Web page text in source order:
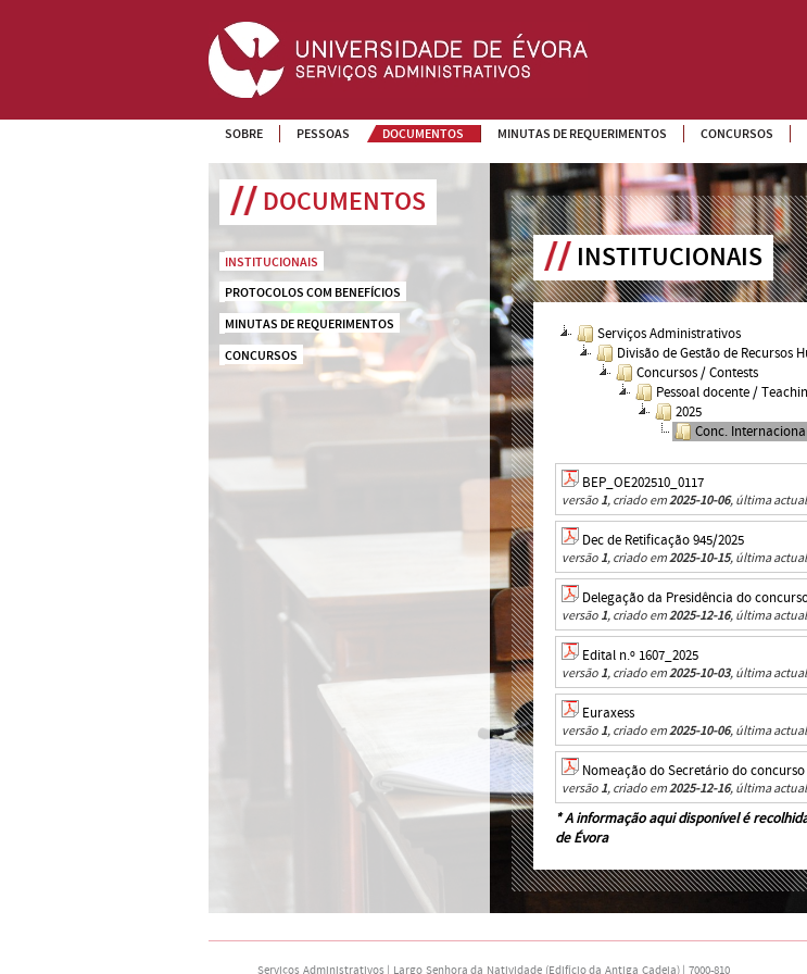
SOBRE PESSOAS DOCUMENTOS MINUTAS DE REQUERIMENTOS CONCURSOS
DOCUMENTOS
INSTITUCIONAIS
PROTOCOLOS COM BENEFÍCIOS
MINUTAS DE REQUERIMENTOS
CONCURSOS
INSTITUCIONAIS
Serviços Administrativos
Divisão de Gestão de Recursos
Concursos / Contests
Pessoal docente /
2025
Conc.
BEP_OE202510_0117
versão 1, criado em2025-10-06, última
Dec de Retificação 945/2025
versão 1, criado em2025-10-15, última
Delegação da Presidência do
versão 1, criado em2025-12-16, última
Edital n.º 1607_2025
versão 1, criado em2025-10-03, última
Euraxess
versão 1, criado em2025-10-06, última
Nomeação do Secretário do concurso
versão 1, criado em2025-12-16, última
* A informação aqui disponível é
de Évora
Serviços Administrativos | Largo Senhora da Natividade (Edifício da Antiga Cadeia) | 7000-810